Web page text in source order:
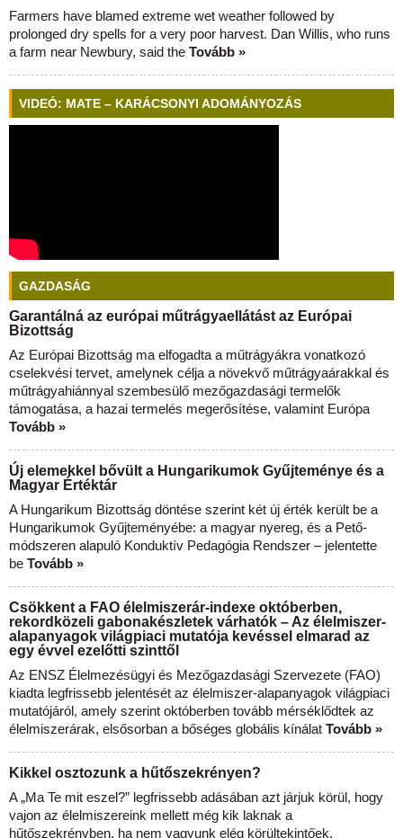
Farmers have blamed extreme wet weather followed by
prolonged dry spells for a very poor harvest. Dan Willis, who runs
a farm near Newbury, said the Tovább »
VIDEÓ: MATE – KARÁCSONYI ADOMÁNYOZÁS
GAZDASÁG
Garantálná az európai műtrágyaellátást az Európai
Bizottság
Az Európai Bizottság ma elfogadta a műtrágyákra vonatkozó
cselekvési tervet, amelynek célja a növekvő műtrágyaárakkal és
műtrágyahiánnyal szembesülő mezőgazdasági termelők
támogatása, a hazai termelés megerősítése, valamint Európa
Tovább »
Új elemekkel bővült a Hungarikumok Gyűjteménye és a
Magyar Értéktár
A Hungarikum Bizottság döntése szerint két új érték került be a
Hungarikumok Gyűjteményébe: a magyar nyereg, és a Pető-
módszeren alapuló Konduktív Pedagógia Rendszer – jelentette
be Tovább »
Csökkent a FAO élelmiszerár-indexe októberben,
rekordközeli gabonakészletek várhatók – Az élelmiszer-
alapanyagok világpiaci mutatója kevéssel elmarad az
egy évvel ezelőtti szinttől
Az ENSZ Élelmezésügyi és Mezőgazdasági Szervezete (FAO)
kiadta legfrissebb jelentését az élelmiszer-alapanyagok világpiaci
mutatójáról, amely szerint októberben tovább mérséklődtek az
élelmiszerárak, elsősorban a bőséges globális kínálat Tovább »
Kikkel osztozunk a hűtőszekrényen?
A „Ma Te mit eszel?” legfrissebb adásában azt járjuk körül, hogy
vajon az élelmiszereink mellett még kik laknak a
hűtőszekrényben, ha nem vagyunk elég körültekintőek.